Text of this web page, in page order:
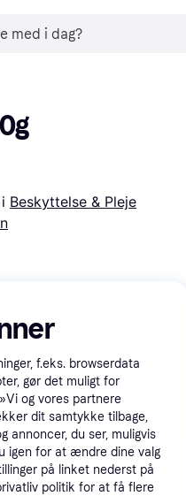
i Beskyttelse & Pleje
Promoveret
f.eks. browserdata
gør det muligt for
og vores partnere
dit samtykke tilbage,
annoncer, du ser, muligvis
igen for at ændre dine valg
på linket nederst på
politik for at få flere